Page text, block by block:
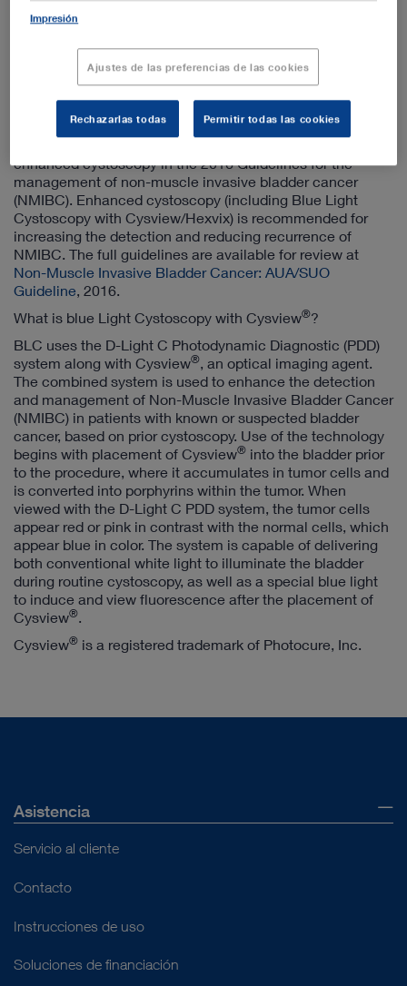
John Martineau, Director of Marketing Urology,
KARL STORZ. “We consider it an honor to support the
world-class level of care and treatment that the
physicians and surgeons offer to our nation’s service
personnel and their family members.”
The American Urological Association (AUA) and the
enhanced cystoscopy in the 2016 Guidelines for the
management of non-muscle invasive bladder cancer
(NMIBC). Enhanced cystoscopy (including Blue Light
Cystoscopy with Cysview/Hexvix) is recommended for
increasing the detection and reducing recurrence of
NMIBC. The full guidelines are available for review at
Non-Muscle Invasive Bladder Cancer: AUA/SUO
Guideline, 2016.
What is blue Light Cystoscopy with Cysview®?
BLC uses the D-Light C Photodynamic Diagnostic (PDD)
system along with Cysview®, an optical imaging agent.
The combined system is used to enhance the detection
and management of Non-Muscle Invasive Bladder Cancer
(NMIBC) in patients with known or suspected bladder
cancer, based on prior cystoscopy. Use of the technology
begins with placement of Cysview® into the bladder prior
to the procedure, where it accumulates in tumor cells and
is converted into porphyrins within the tumor. When
viewed with the D-Light C PDD system, the tumor cells
appear red or pink in contrast with the normal cells, which
appear blue in color. The system is capable of delivering
both conventional white light to illuminate the bladder
during routine cystoscopy, as well as a special blue light
to induce and view fluorescence after the placement of
Cysview®.
Cysview® is a registered trademark of Photocure, Inc.
Asistencia
Servicio al cliente
Contacto
Instrucciones de uso
Soluciones de financiación
Impresión
Ajustes de las preferencias de las cookies
Rechazarlas todas Permitir todas las cookies